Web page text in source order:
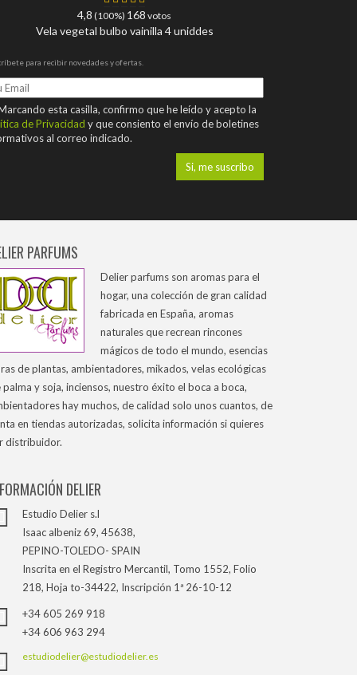
4,8 (100%) 168 votos
Vela vegetal bulbo vainilla 4 uniddes
para recibir novedades y ofertas.
esta casilla, confirmo que he leído y acepto la
de Privacidad y que consiento el envío de boletines
al correo indicado.
PARFUMS
Delier parfums son aromas para el
hogar, una colección de gran calidad
fabricada en España, aromas
naturales que recrean rincones
mágicos de todo el mundo, esencias
de plantas, ambientadores, mikados, velas ecológicas
palma y soja, inciensos, nuestro éxito el boca a boca,
hay muchos, de calidad solo unos cuantos, de
en tiendas autorizadas, solicita información si quieres
distribuidor.
DELIER
Estudio Delier s.l
Isaac albeniz 69, 45638,
PEPINO-TOLEDO- SPAIN
Inscrita en el Registro Mercantil, Tomo 1552, Folio
218, Hoja to-34422, Inscripción 1ª 26-10-12
+34 605 269 918
+34 606 963 294
estudiodelier@estudiodelier.es